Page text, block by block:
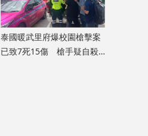
泰國暖武里府爆校園槍擊案
已致7死15傷 槍手疑自殺